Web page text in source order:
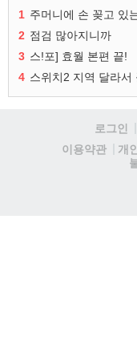
1 주머니에 손 꽂고 있
2 점검 많아지니까
3 스!포] 효월 본편 끝!
4 스위치2 지역 달라서
로그인
이용약관
개